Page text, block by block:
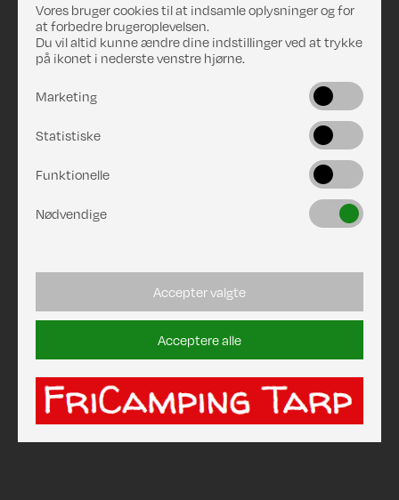
Vores bruger cookies til at indsamle oplysninger og for
at forbedre brugeroplevelsen.
Du vil altid kunne ændre dine indstillinger ved at trykke
på ikonet i nederste venstre hjørne.
Marketing
Statistiske
Funktionelle
Nødvendige
Accepter valgte
Acceptere alle